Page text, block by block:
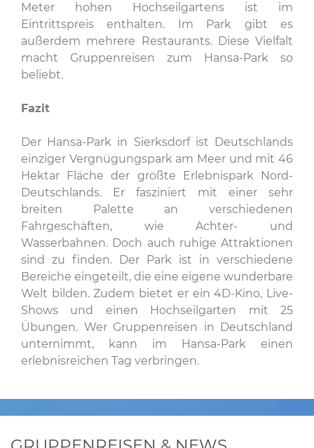
Meter hohen Hochseilgartens ist im
Eintrittspreis enthalten. Im Park gibt es
außerdem mehrere Restaurants. Diese Vielfalt
macht Gruppenreisen zum Hansa-Park so
beliebt.
Fazit
Der Hansa-Park in Sierksdorf ist Deutschlands
einziger Vergnügungspark am Meer und mit 46
Hektar Fläche der größte Erlebnispark Nord-
Deutschlands. Er fasziniert mit einer sehr
breiten Palette an verschiedenen
Fahrgeschäften, wie Achter- und
Wasserbahnen. Doch auch ruhige Attraktionen
sind zu finden. Der Park ist in verschiedene
Bereiche eingeteilt, die eine eigene wunderbare
Welt bilden. Zudem bietet er ein 4D-Kino, Live-
Shows und einen Hochseilgarten mit 25
Übungen. Wer Gruppenreisen in Deutschland
unternimmt, kann im Hansa-Park einen
erlebnisreichen Tag verbringen.